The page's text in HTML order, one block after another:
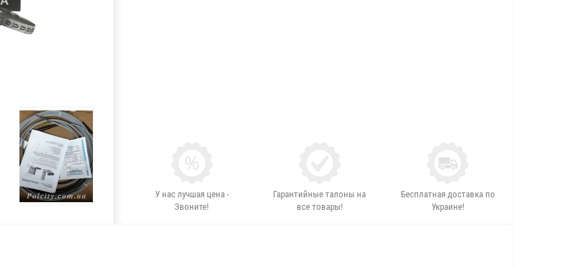
У нас лучшая цена -
Звоните!
Гарантийные талоны на
все товары!
Бесплатная доставка по
Украине!